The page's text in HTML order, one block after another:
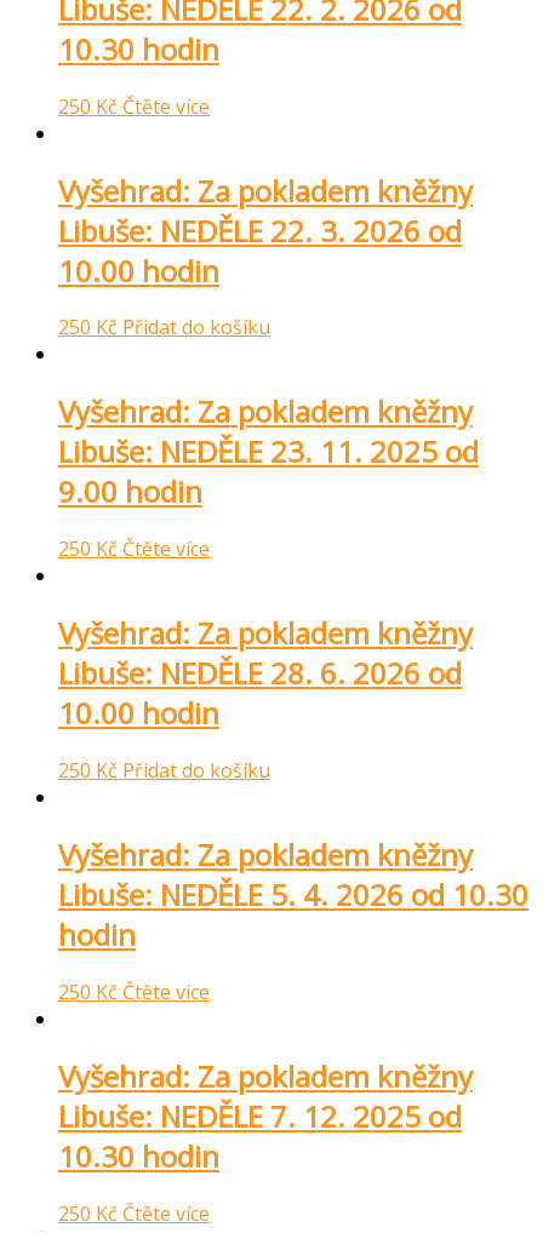
Libuše: NEDĚLE 22. 2. 2026 od
10.30 hodin
250 Kč Čtěte více
Vyšehrad: Za pokladem kněžny
Libuše: NEDĚLE 22. 3. 2026 od
10.00 hodin
250 Kč Přidat do košíku
Vyšehrad: Za pokladem kněžny
Libuše: NEDĚLE 23. 11. 2025 od
9.00 hodin
250 Kč Čtěte více
Vyšehrad: Za pokladem kněžny
Libuše: NEDĚLE 28. 6. 2026 od
10.00 hodin
250 Kč Přidat do košíku
Vyšehrad: Za pokladem kněžny
Libuše: NEDĚLE 5. 4. 2026 od 10.30
hodin
250 Kč Čtěte více
Vyšehrad: Za pokladem kněžny
Libuše: NEDĚLE 7. 12. 2025 od
10.30 hodin
250 Kč Čtěte více